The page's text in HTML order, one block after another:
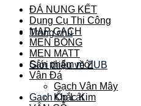
Trang chủ
Giới thiệu về ZUB
Gach Ốp Lát
ĐÁ NUNG KẾT
Dụng Cụ Thi Công
MAP GẠCH
MEN BÓNG
MEN MATT
Sản phẩm mới
Vân Đá
Gạch Vân Mây
Khắc Kim